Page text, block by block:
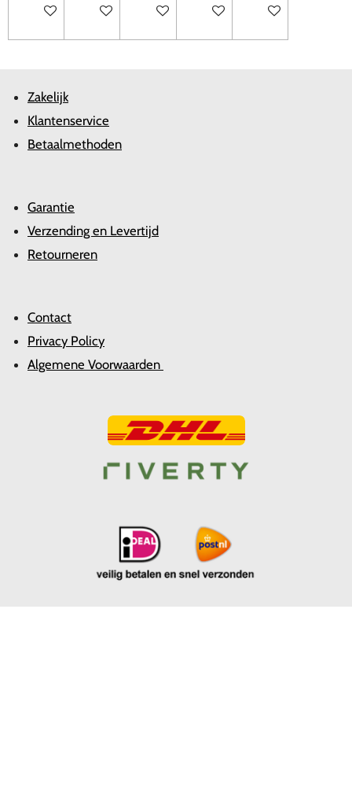
In winkelwagenIn winkelwagenIn winkelwagenIn winkelwagenIn winkelwagen
Zakelijk
Klantenservice
Betaalmethoden
Garantie
Verzending en Levertijd
Retourneren
Contact
Privacy Policy
Algemene Voorwaarden